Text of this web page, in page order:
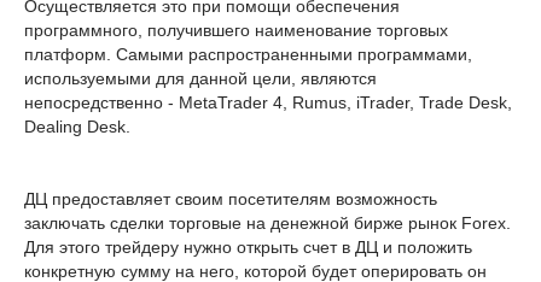
Осуществляется это при помощи обеспечения
программного, получившего наименование торговых
платформ. Самыми распространенными программами,
используемыми для данной цели, являются
непосредственно - MetaTrader 4, Rumus, iTrader, Trade Desk,
Dealing Desk.
ДЦ предоставляет своим посетителям возможность
заключать сделки торговые на денежной бирже рынок Forex.
Для этого трейдеру нужно открыть счет в ДЦ и положить
конкретную сумму на него, которой будет оперировать он